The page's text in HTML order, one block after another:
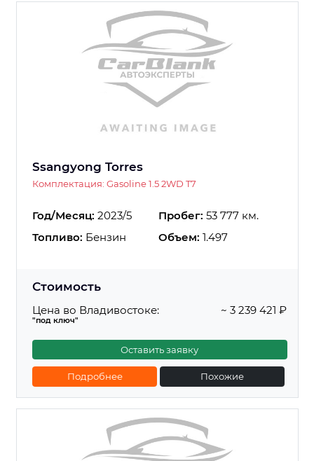
Ssangyong Torres
Комплектация: Gasoline 1.5 2WD T7
Год/Месяц: 2023/5 Пробег: 53 777 км.
Топливо: Бензин Объем: 1.497
Стоимость
Цена во Владивостоке:
"под ключ"
~ 3 239 421 ₽
Оставить заявку
Подробнее Похожие